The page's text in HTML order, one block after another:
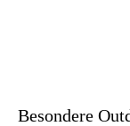
Besondere